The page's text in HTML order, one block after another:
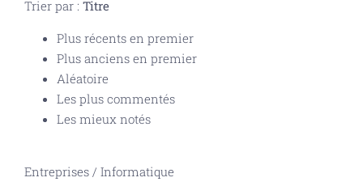
Trier par : Titre
Plus récents en premier
Plus anciens en premier
Aléatoire
Les plus commentés
Les mieux notés
Entreprises / Informatique